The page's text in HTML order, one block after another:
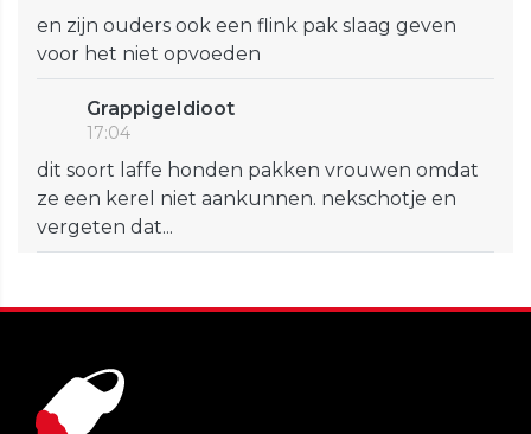
en zijn ouders ook een flink pak slaag geven
voor het niet opvoeden
GrappigeIdioot
17:04
dit soort laffe honden pakken vrouwen omdat
ze een kerel niet aankunnen. nekschotje en
vergeten dat...